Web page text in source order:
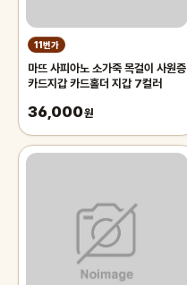
11번가
마뜨 사피아노 소가죽 목걸이 사원증
카드지갑 카드홀더 지갑 7컬러
36,000원